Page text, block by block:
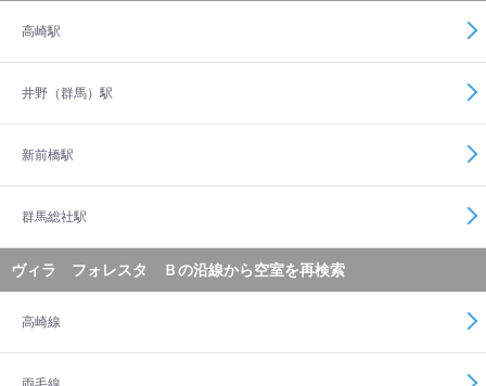
高崎駅
井野（群馬）駅
新前橋駅
群馬総社駅
ヴィラ フォレスタ Ｂの沿線から空室を再検索
高崎線